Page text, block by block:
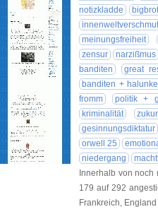
notizkladde
meinungsfreiheit
zensur
narzißmus
banditen
great
banditen +
fromm
politik +
kriminalität
gesinnungsdiktatur
orwell 25
niedergang
Innerhalb von
179 auf 292
Frankreich,